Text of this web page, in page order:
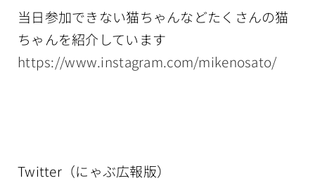
当日参加できない猫ちゃんなどたくさんの猫
ちゃんを紹介しています
https://www.instagram.com/mikenosato/
Twitter（にゃぶ広報版）